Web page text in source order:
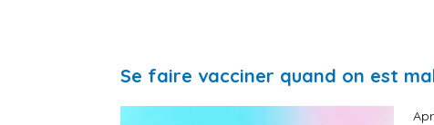
Se faire vacciner quand on est